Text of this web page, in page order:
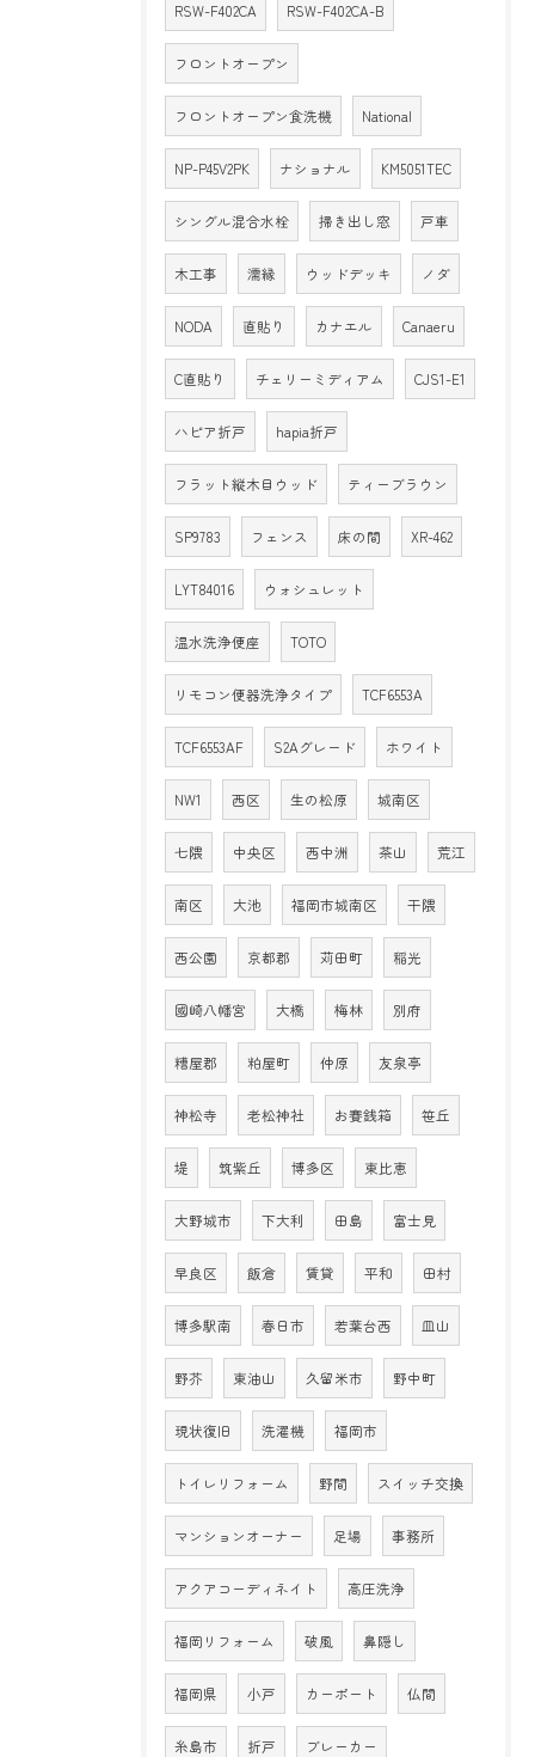
RSW-F402CA RSW-F402CA-B
フロントオープン
フロントオープン食洗機 National
NP-P45V2PK ナショナル KM5051TEC
シングル混合水栓 掃き出し窓 戸車
木工事 濡縁 ウッドデッキ ノダ
NODA 直貼り カナエル Canaeru
C直貼り チェリーミディアム CJS1-E1
ハピア折戸 hapia折戸
フラット縦木目ウッド ティーブラウン
SP9783 フェンス 床の間 XR-462
LYT84016 ウォシュレット
温水洗浄便座 TOTO
リモコン便器洗浄タイプ TCF6553A
TCF6553AF S2Aグレード ホワイト
NW1 西区 生の松原 城南区
七隈 中央区 西中洲 茶山 荒江
南区 大池 福岡市城南区 干隈
西公園 京都郡 苅田町 稲光
國崎八幡宮 大橋 梅林 別府
糟屋郡 粕屋町 仲原 友泉亭
神松寺 老松神社 お賽銭箱 笹丘
堤 筑紫丘 博多区 東比恵
大野城市 下大利 田島 富士見
早良区 飯倉 賃貸 平和 田村
博多駅南 春日市 若葉台西 皿山
野芥 東油山 久留米市 野中町
現状復旧 洗濯機 福岡市
トイレリフォーム 野間 スイッチ交換
マンションオーナー 足場 事務所
アクアコーディネイト 高圧洗浄
福岡リフォーム 破風 鼻隠し
福岡県 小戸 カーポート 仏間
糸島市 折戸 ブレーカー